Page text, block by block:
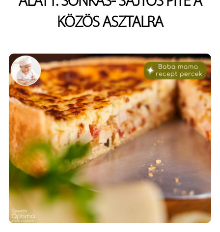
KÖZÖS ASZTALRA